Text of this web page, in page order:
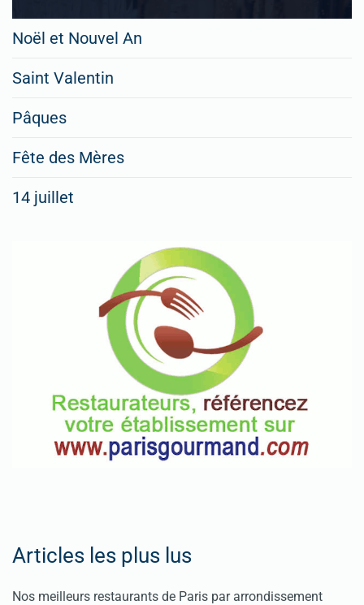
Noël et Nouvel An
Saint Valentin
Pâques
Fête des Mères
14 juillet
Articles les plus lus
Nos meilleurs restaurants de Paris par arrondissement